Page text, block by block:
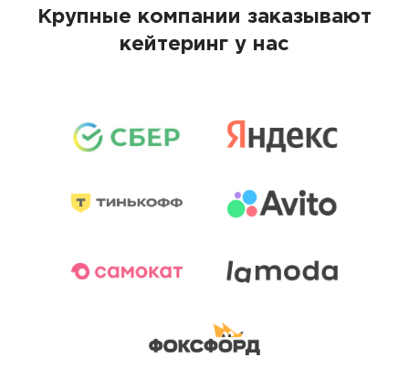
Крупные компании заказывают
кейтеринг у нас